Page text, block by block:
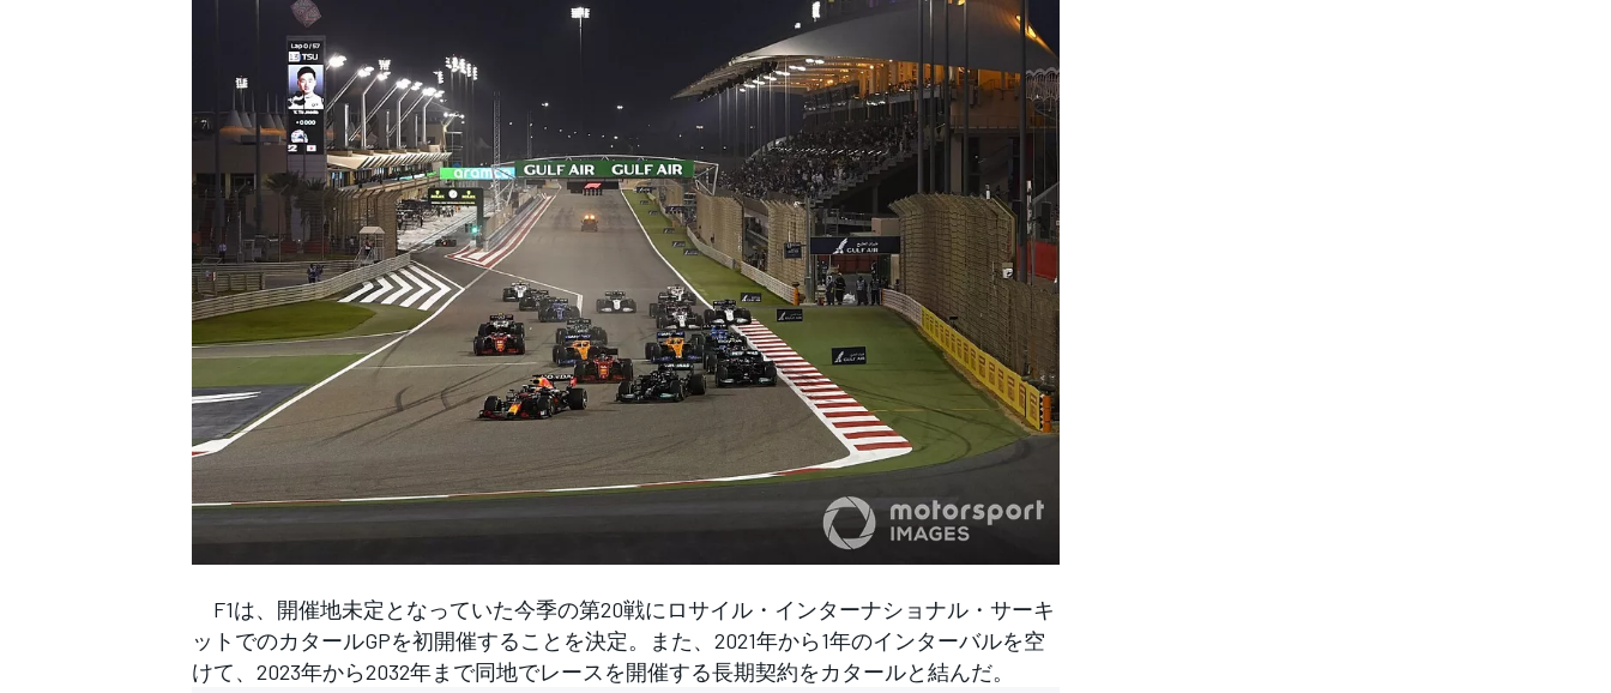
スーパーGT
WEC
F1は、開催地未定となっていた今季の第20戦にロサイル・インターナショナル・サーキ
ットでのカタールGPを初開催することを決定。また、2021年から1年のインターバルを空
けて、2023年から2032年まで同地でレースを開催する長期契約をカタールと結んだ。